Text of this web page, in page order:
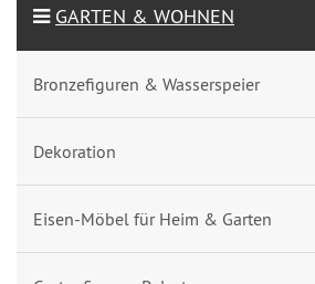
GARTEN & WOHNEN
Bronzefiguren & Wasserspeier
Dekoration
Eisen-Möbel für Heim & Garten